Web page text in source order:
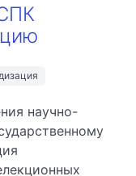
научно-